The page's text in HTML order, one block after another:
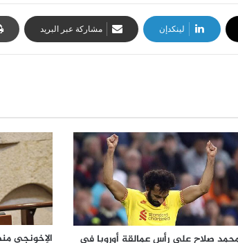
لينكدإن مشاركة عبر البريد
صلاح على رأس عمالقة أوروبا في الإخونجي